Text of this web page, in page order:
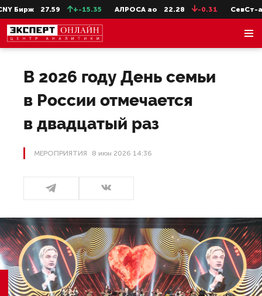
27.59 +-15.35 АЛРОСА ао 22.28 -0.31 СевСт-ао 647.2
В 2026 году День семьи
в России отмечается
в двадцатый раз
МЕРОПРИЯТИЯ 8 июн 2026 14:36